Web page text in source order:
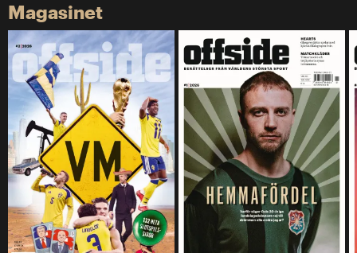
Magasinet